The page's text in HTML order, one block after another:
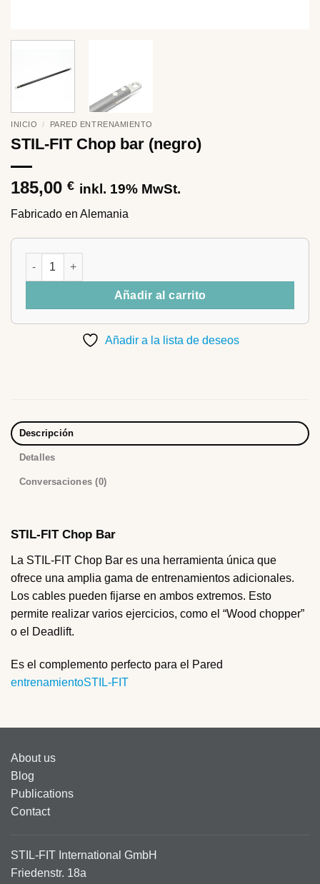
INICIO / PARED ENTRENAMIENTO
STIL-FIT Chop bar (negro)
185,00 € inkl. 19% MwSt.
Fabricado en Alemania
STIL-FIT Chop bar (negro) cantidad
Añadir al carrito
Añadir a la lista de deseos
Descripción
Detalles
Conversaciones (0)
STIL-FIT Chop Bar
La STIL-FIT Chop Bar es una herramienta única que
ofrece una amplia gama de entrenamientos adicionales.
Los cables pueden fijarse en ambos extremos. Esto
permite realizar varios ejercicios, como el “Wood chopper”
o el Deadlift.
Es el complemento perfecto para el Pared
entrenamientoSTIL-FIT
About us
Blog
Publications
Contact
STIL-FIT International GmbH
Friedenstr. 18a